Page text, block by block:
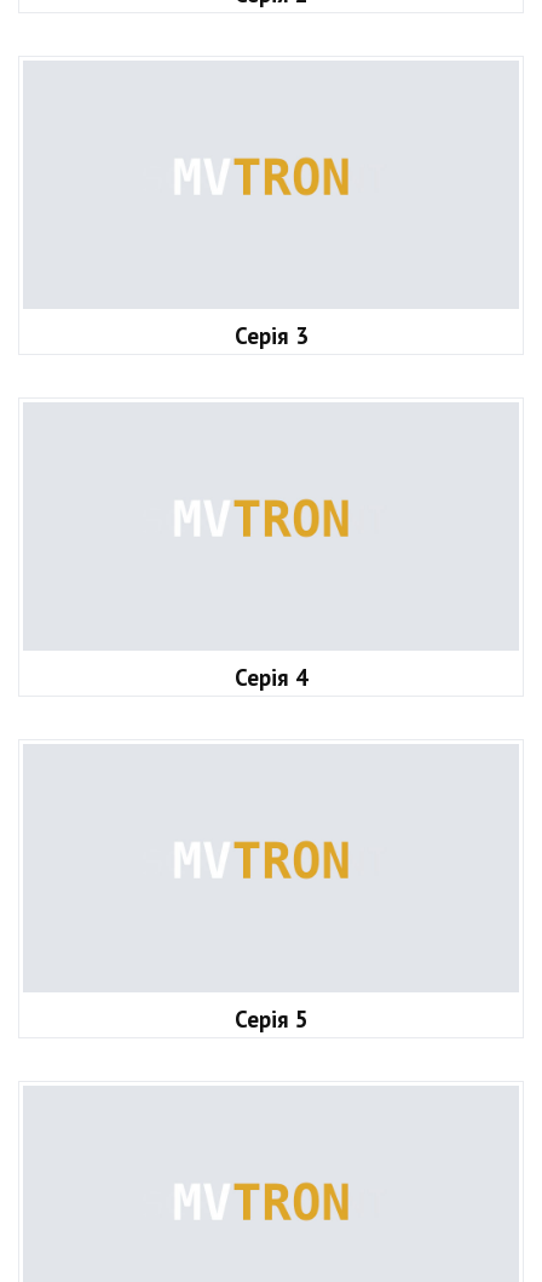
Серія 3
Серія 4
Серія 5